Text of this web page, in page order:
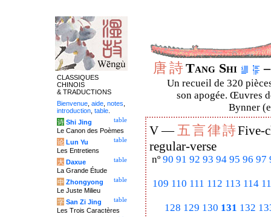
唐詩Tang Shi
Un recueil de 320
son apogée. Œuvres
Bynner
V —五言律詩Five-
regular-verse
nº 90 91 92 93 94 95 96 97
109 110 111 112 113 114
128 129 130 131 132
CLASSIQUES
CHINOIS
& TRADUCTIONS
Bienvenue aide notes
introduction table
table
诗 Shi Jing
Le Canon des Poèmes
table
论 Lun Yu
Les Entretiens
table
大 Daxue
La Grande Étude
table
中 Zhongyong
Le Juste Milieu
table
字 San Zi Jing
Les Trois Caractères